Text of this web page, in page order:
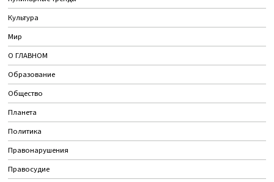
Культура
Мир
О ГЛАВНОМ
Образование
Общество
Планета
Политика
Правонарушения
Правосудие